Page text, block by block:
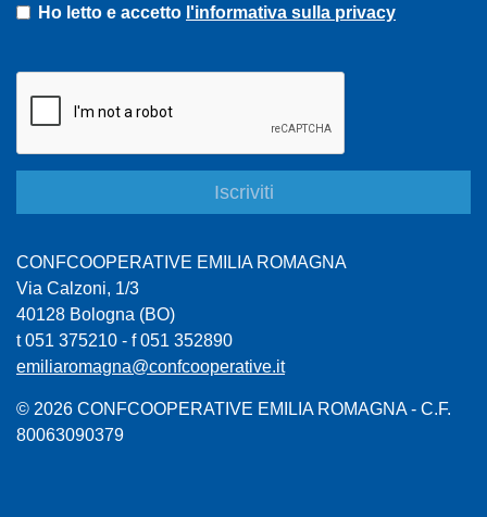
Ho letto e accetto l'informativa sulla privacy
CONFCOOPERATIVE EMILIA ROMAGNA
Via Calzoni, 1/3
40128 Bologna (BO)
t 051 375210 - f 051 352890
emiliaromagna@confcooperative.it
© 2026 CONFCOOPERATIVE EMILIA ROMAGNA - C.F.
80063090379